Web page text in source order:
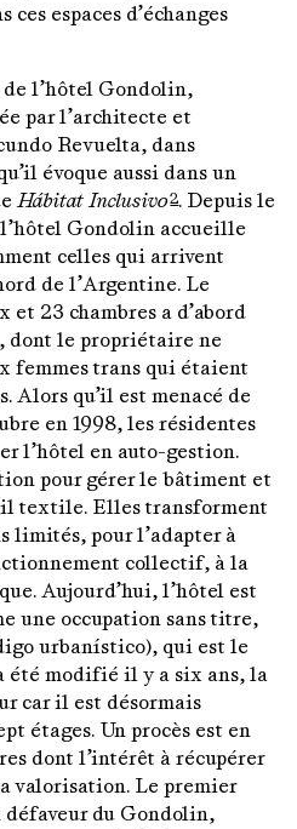
espaces d’échanges
l’hôtel Gondolin,
par l’architecte et
Revuelta, dans
évoque aussi dans un
Hábitat Inclusivo2. Depuis le
l’hôtel Gondolin accueille
celles qui arrivent
de l’Argentine. Le
23 chambres a d’abord
dont le propriétaire ne
femmes trans qui étaient
Alors qu’il est menacé de
en 1998, les résidentes
l’hôtel en auto-gestion.
pour gérer le bâtiment et
textile. Elles transforment
limités, pour l’adapter à
collectif, à la
Aujourd’hui, l’hôtel est
une occupation sans titre,
urbanístico), qui est le
été modifié il y a six ans, la
car il est désormais
étages. Un procès est en
dont l’intérêt à récupérer
valorisation. Le premier
du Gondolin,